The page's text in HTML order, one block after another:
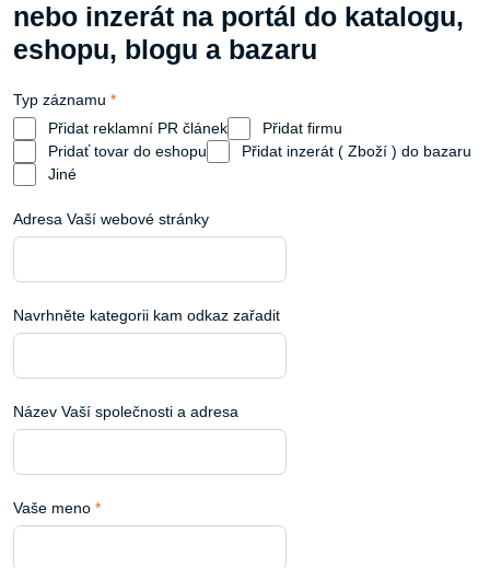
nebo inzerát na portál do katalogu,
eshopu, blogu a bazaru
Typ záznamu *
Přidat reklamní PR článek
Přidat firmu
Pridať tovar do eshopu
Přidat inzerát ( Zboží ) do bazaru
Jiné
Adresa Vaší webové stránky
Navrhněte kategorii kam odkaz zařadit
Název Vaší společnosti a adresa
Vaše meno *